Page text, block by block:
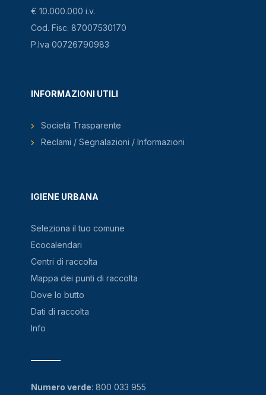
€ 10.000.000 i.v.
Cod. Fisc. 87007530170
P.Iva 00726790983
IGIENE URBANA
Seleziona il tuo comune
Ecocalendari
Centri di raccolta
Mappa dei punti di raccolta
Dove lo butto
Dati di raccolta
Info
INFORMAZIONI UTILI
Società Trasparente
Reclami / Segnalazioni / Informazioni
Numero verde: 800 033 955